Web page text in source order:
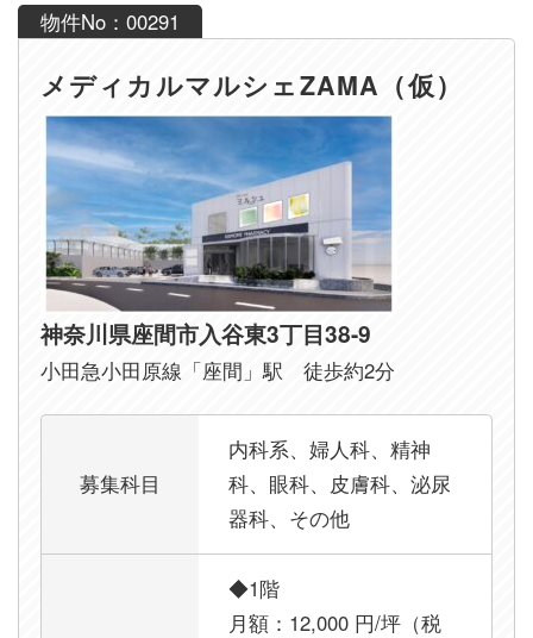
物件No：00291
メディカルマルシェZAMA（仮）
神奈川県座間市入谷東3丁目38-9
小田急小田原線「座間」駅 徒歩約2分
募集科目
内科系、婦人科、精神
科、眼科、皮膚科、泌尿
器科、その他
◆1階
月額：12,000 円/坪（税